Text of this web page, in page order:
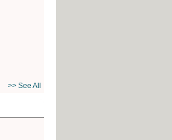
>> See All